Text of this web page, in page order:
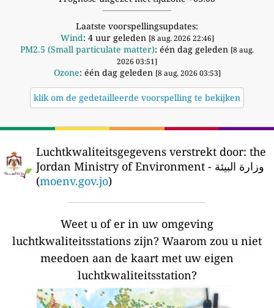
Laatste voorspellingsupdates:
Wind: 4 uur geleden [8 aug. 2026 22:46]
PM2.5 (Small particulate matter): één dag geleden [8 aug.
2026 03:51]
Ozone: één dag geleden [8 aug. 2026 03:53]
klik om de gedetailleerde voorspelling te bekijken
Luchtkwaliteitsgegevens verstrekt door: the
Jordan Ministry of Environment - وزارة البيئة
(moenv.gov.jo)
Weet u of er in uw omgeving
luchtkwaliteitsstations zijn? Waarom zou u niet
meedoen aan de kaart met uw eigen
luchtkwaliteitsstation?